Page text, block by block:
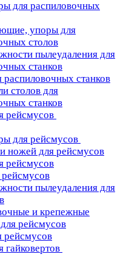
для распиловочных
упоры для
столов
пылеудаления для
станков
распиловочных станков
столов для
станков
рейсмусов
для рейсмусов
ножей для рейсмусов
рейсмусов
пылеудаления для
и крепежные
рейсмусов
рейсмусов
гайковертов